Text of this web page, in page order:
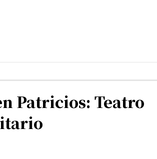
Patricios: Teatro